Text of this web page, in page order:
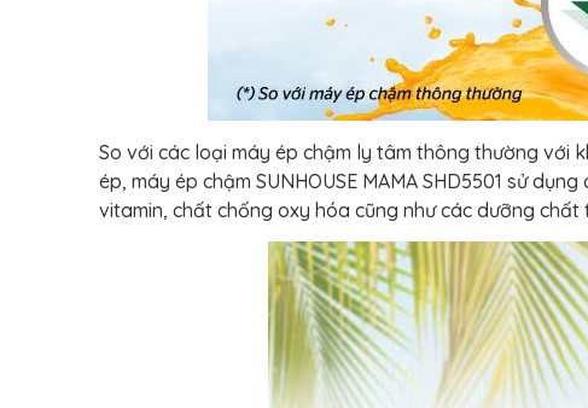
So với các loại máy ép chậm ly tâm thông thường với
ép, máy ép chậm SUNHOUSE MAMA SHD5501 sử
vitamin, chất chống oxy hóa cũng như các dưỡng chất